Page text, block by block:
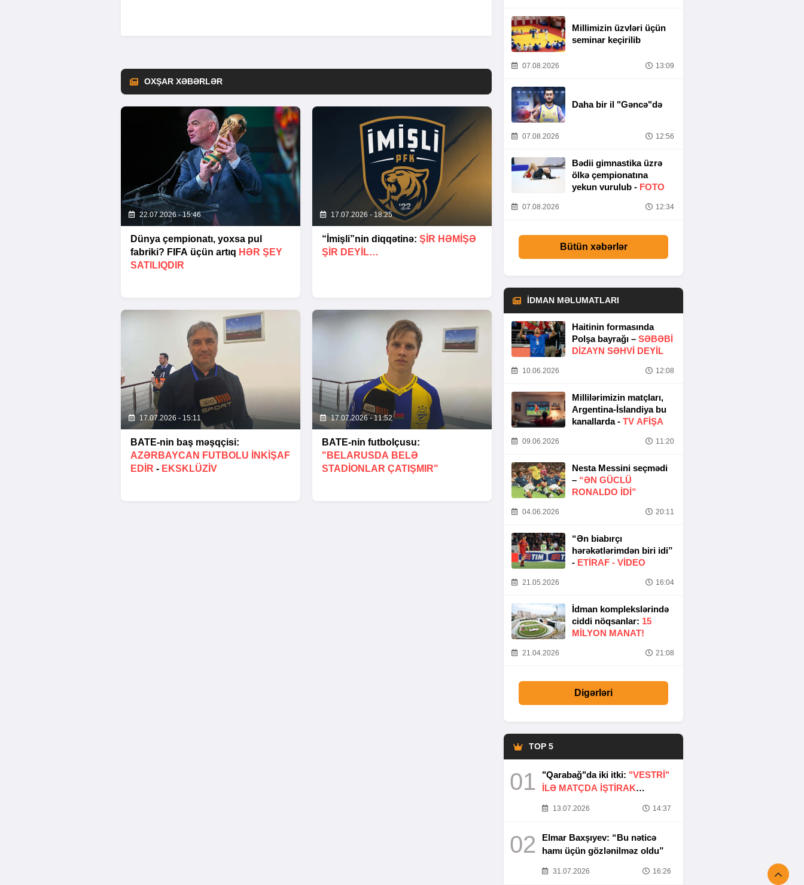
OXŞAR XƏBƏRLƏR
22.07.2026 - 15:46
Dünya çempionatı, yoxsa pul
fabriki? FIFA üçün artıq HƏR ŞEY
SATILIQDIR
17.07.2026 - 18:25
“İmişli”nin diqqətinə: ŞIR HƏMIŞƏ
ŞIR DEYIL…
17.07.2026 - 15:11
BATE-nin baş məşqçisi:
AZƏRBAYCAN FUTBOLU INKIŞAF
EDIR - EKSKLÜZİV
17.07.2026 - 11:52
BATE-nin futbolçusu:
"BELARUSDA BELƏ
STADIONLAR ÇATIŞMIR"
Millimizin üzvləri üçün
seminar keçirilib
07.08.2026 13:09
Daha bir il "Gəncə"də
07.08.2026 12:56
Bədii gimnastika üzrə
ölkə çempionatına
yekun vurulub - FOTO
07.08.2026 12:34
Bütün xəbərlər
İDMAN MƏLUMATLARI
Haitinin formasında
Polşa bayrağı – SƏBƏBI
DIZAYN SƏHVI DEYIL
10.06.2026 12:08
Millilərimizin matçları,
Argentina-İslandiya bu
kanallarda - TV AFİŞA
09.06.2026 11:20
Nesta Messini seçmədi
– “ƏN GÜCLÜ
RONALDO IDI”
04.06.2026 20:11
“Ən biabırçı
hərəkətlərimdən biri idi”
- ETIRAF - VİDEO
21.05.2026 16:04
İdman komplekslərində
ciddi nöqsanlar: 15
MILYON MANAT!
21.04.2026 21:08
Digərləri
TOP 5
01 "Qarabağ"da iki itki: "VESTRİ"
İLƏ MATÇDA İŞTİRAK
13.07.2026 14:37
02
Elmar Baxşıyev: “Bu nəticə
hamı üçün gözlənilməz oldu”
31.07.2026 16:26